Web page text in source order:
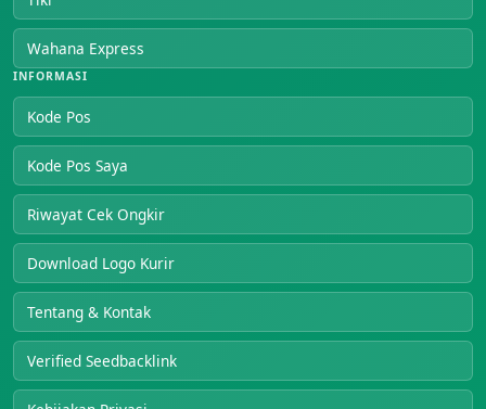
Wahana Express
INFORMASI
Kode Pos
Kode Pos Saya
Riwayat Cek Ongkir
Download Logo Kurir
Tentang & Kontak
Verified Seedbacklink